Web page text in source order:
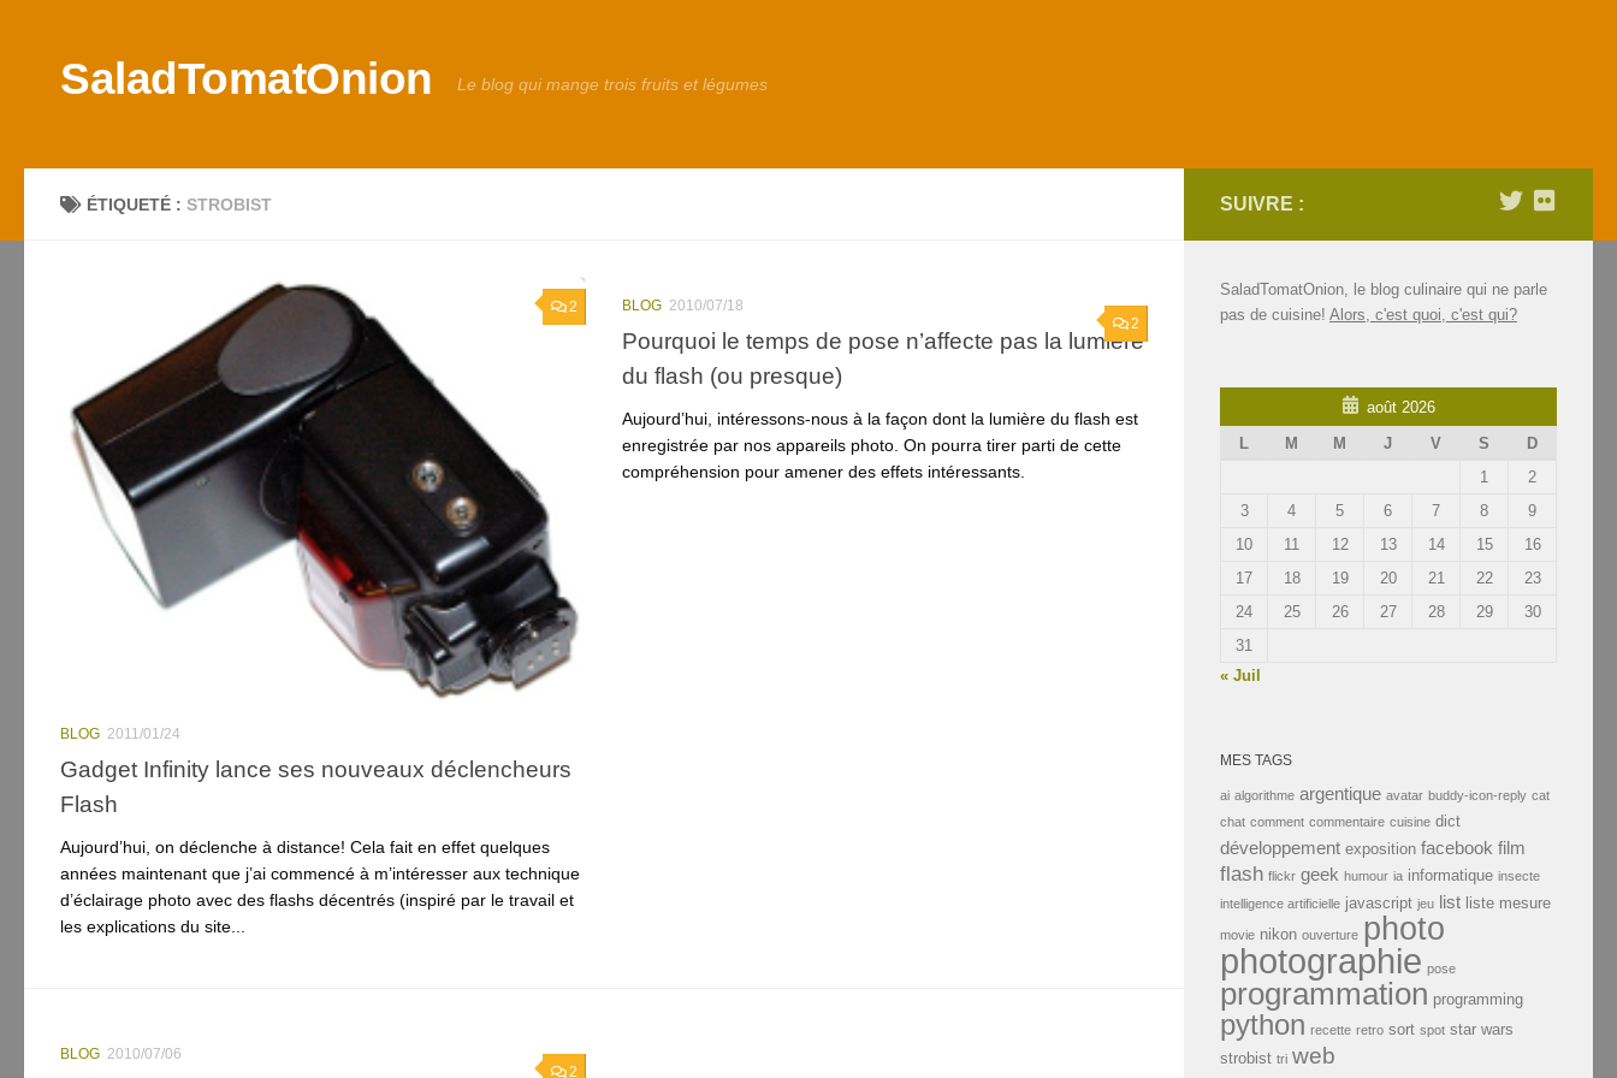
SaladTomatOnion Le blog qui mange trois fruits et légumes
ÉTIQUETÉ :STROBIST
2
BLOG 2011/01/24
Gadget Infinity lance ses nouveaux déclencheurs
Flash
Aujourd’hui, on déclenche à distance! Cela fait en effet quelques
années maintenant que j’ai commencé à m’intéresser aux technique
d’éclairage photo avec des flashs décentrés (inspiré par le travail et
les explications du site...
2
BLOG 2010/07/18
Pourquoi le temps de pose n’affecte pas la lumière
du flash (ou presque)
Aujourd’hui, intéressons-nous à la façon dont la lumière du flash est
enregistrée par nos appareils photo. On pourra tirer parti de cette
compréhension pour amener des effets intéressants.
2
BLOG 2010/07/06
SUIVRE :
SaladTomatOnion, le blog culinaire qui ne parle
pas de cuisine! Alors, c'est quoi, c'est qui?
août 2026
L
M M J V S
D
1
2
3
4 5 6 7 8
9
10
11 12 13 14 15
16
17
18 19 20 21 22
23
24
25 26 27 28 29
30
31
« Juil
MES TAGS
ai algorithme argentique avatar buddy-icon-reply cat
chat comment commentaire cuisine dict
développement exposition facebook film
flash flickr geek humour ia informatique insecte
intelligence artificielle javascript jeu list liste mesure
movie nikon ouverture photo
photographie pose
programmation programming
python recette retro sort spot star wars
strobist tri web